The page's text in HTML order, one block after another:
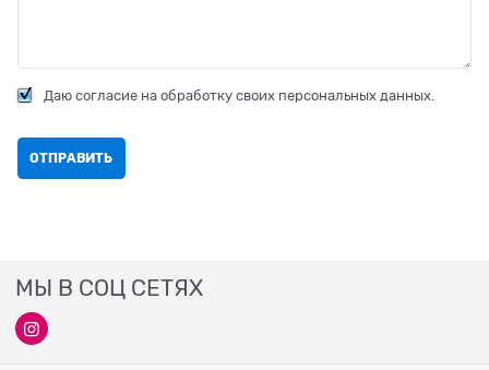
Даю согласие на обработку своих персональных данных.
МЫ В СОЦ СЕТЯХ